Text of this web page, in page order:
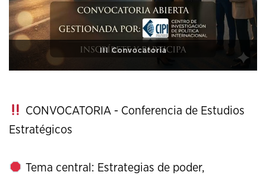
XI Conference on Strategic Studies
CONVOCATORIA - Conferencia de Estudios
Estratégicos
Tema central: Estrategias de poder,